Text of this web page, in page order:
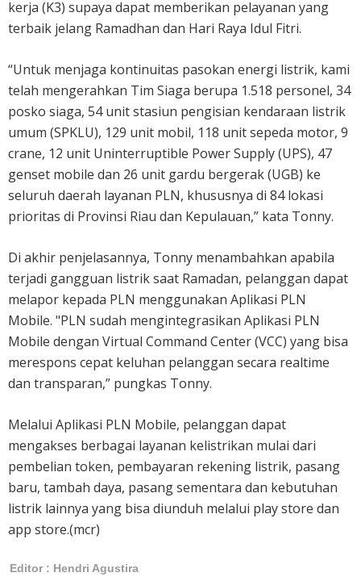
kerja (K3) supaya dapat memberikan pelayanan yang
terbaik jelang Ramadhan dan Hari Raya Idul Fitri.
“Untuk menjaga kontinuitas pasokan energi listrik, kami
telah mengerahkan Tim Siaga berupa 1.518 personel, 34
posko siaga, 54 unit stasiun pengisian kendaraan listrik
umum (SPKLU), 129 unit mobil, 118 unit sepeda motor, 9
crane, 12 unit Uninterruptible Power Supply (UPS), 47
genset mobile dan 26 unit gardu bergerak (UGB) ke
seluruh daerah layanan PLN, khususnya di 84 lokasi
prioritas di Provinsi Riau dan Kepulauan,” kata Tonny.
Di akhir penjelasannya, Tonny menambahkan apabila
terjadi gangguan listrik saat Ramadan, pelanggan dapat
melapor kepada PLN menggunakan Aplikasi PLN
Mobile. "PLN sudah mengintegrasikan Aplikasi PLN
Mobile dengan Virtual Command Center (VCC) yang bisa
merespons cepat keluhan pelanggan secara realtime
dan transparan,” pungkas Tonny.
Melalui Aplikasi PLN Mobile, pelanggan dapat
mengakses berbagai layanan kelistrikan mulai dari
pembelian token, pembayaran rekening listrik, pasang
baru, tambah daya, pasang sementara dan kebutuhan
listrik lainnya yang bisa diunduh melalui play store dan
app store.(mcr)
Editor : Hendri Agustira